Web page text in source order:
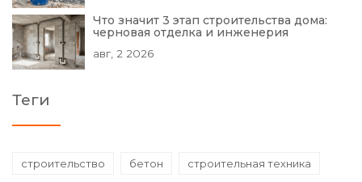
Что значит 3 этап строительства дома:
черновая отделка и инженерия
авг, 2 2026
Теги
строительство бетон строительная техника